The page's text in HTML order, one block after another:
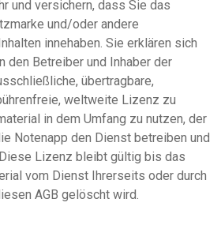
und versichern, dass Sie das
und/oder andere
innehaben. Sie erklären sich
den Betreiber und Inhaber der
übertragbare,
weltweite Lizenz zu
in dem Umfang zu nutzen, der
Notenapp den Dienst betreiben und
Lizenz bleibt gültig bis das
vom Dienst Ihrerseits oder durch
AGB gelöscht wird.